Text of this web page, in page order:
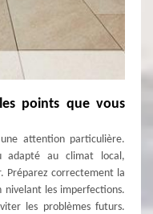
points que vous
attention particulière.
adapté au climat local,
Préparez correctement la
les imperfections.
les problèmes futurs.